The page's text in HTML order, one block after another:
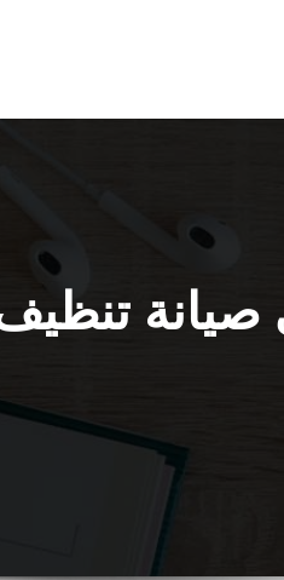
الفيحاء / 67616123 /